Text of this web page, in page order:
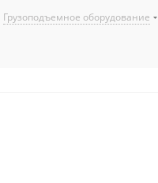
Грузоподъемное оборудование